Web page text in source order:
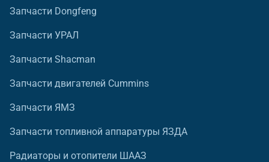
Запчасти Dongfeng
Запчасти УРАЛ
Запчасти Shacman
Запчасти двигателей Cummins
Запчасти ЯМЗ
Запчасти топливной аппаратуры ЯЗДА
Радиаторы и отопители ШААЗ